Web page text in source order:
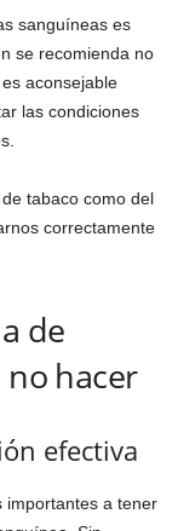
sanguíneas es
se recomienda no
aconsejable
las condiciones
tabaco como del
correctamente
de
hacer
efectiva
importantes a tener